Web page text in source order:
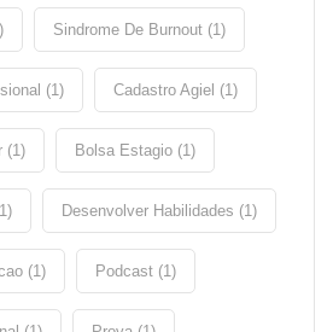
Sindrome De Burnout (1)
(1) Cadastro Agiel (1)
(1) Bolsa Estagio (1)
Desenvolver Habilidades (1)
(1) Podcast (1)